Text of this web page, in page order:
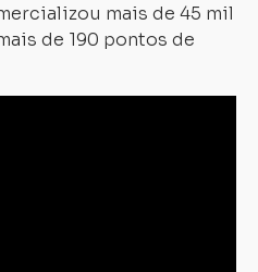
mais de 45 mil
de 190 pontos de